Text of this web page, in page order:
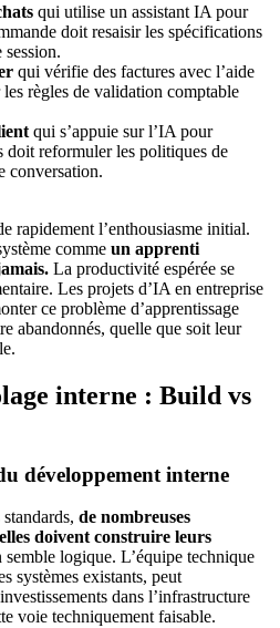
qui utilise un assistant IA pour
doit resaisir les spécifications
session.
qui vérifie des factures avec l’aide
règles de validation comptable
qui s’appuie sur l’IA pour
doit reformuler les politiques de
conversation.
rapidement l’enthousiasme initial.
comme un apprenti
La productivité espérée se
Les projets d’IA en entreprise
ce problème d’apprentissage
abandonnés, quelle que soit leur
interne : Build vs
développement interne
de nombreuses
doivent construire leurs
semble logique. L’équipe technique
systèmes existants, peut
dans l’infrastructure
voie techniquement faisable.